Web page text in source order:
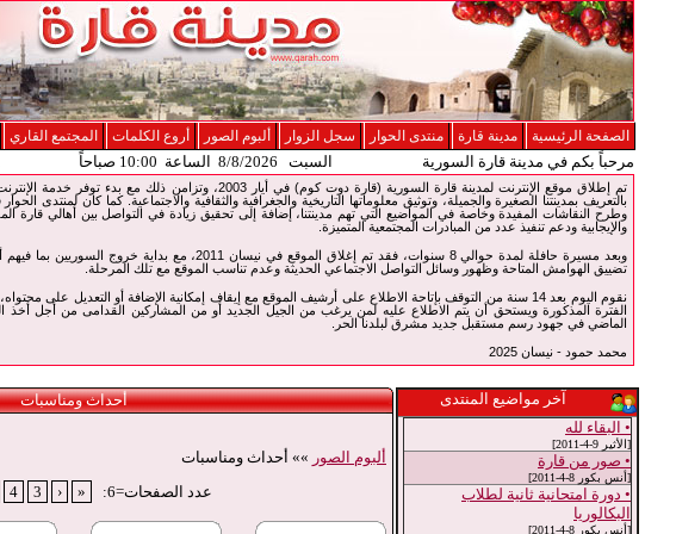
الصفحة الرئيسية مدينة قارة منتدى الحوار سجل الزوار ألبوم الصور أروع الكلمات المجتمع القاري
مرحباً بكم في مدينة قارة السورية السبت 8/8/2026 الساعة 10:00 صباحاً
تم إطلاق موقع الإنترنت لمدينة قارة السورية (قارة دوت كوم) في أيار
بالتعريف بمدينتنا الصغيرة والجميلة، وتوثيق معلوماتها التاريخية والجغرافية والثقافية والاجتماعية. كما كان لمنتدى
وطرح النقاشات المفيدة وخاصة في المواضيع التي تهم مدينتنا، إضافة إلى تحقيق زيادة في التواصل بين أهالي قارة
والإيجابية ودعم تنفيذ عدد من المبادرات المجتمعية المتميزة.
وبعد مسيرة حافلة لمدة حوالي 8 سنوات، فقد تم إغلاق الموقع في نيسان
تضييق الهوامش المتاحة وظهور وسائل التواصل الاجتماعي الحديثة وعدم تناسب الموقع مع تلك المرحلة.
نقوم اليوم بعد 14 سنة من التوقف بإتاحة الاطلاع على أرشيف الموقع مع إيقاف إمكانية الإضافة أو التعديل على
الفترة المذكورة ويستحق أن يتم الاطلاع عليه لمن يرغب من الجيل الجديد أو من المشاركين القدامى من أجل أخذ
الماضي في جهود رسم مستقبل جديد مشرق لبلدنا الحر.
محمد حمود - نيسان 2025
آخر مواضيع المنتدى
• البقاء لله
[الأثير 9-4-2011]
• صور من قارة
[أنس بكور 8-4-2011]
• دورة امتحانية ثانية لطلاب
البكالوريا
[أنس بكور 8-4-2011]
أحداث ومناسبات
ألبوم الصور »» أحداث ومناسبات
عدد الصفحات=6:
«
‹
3
4